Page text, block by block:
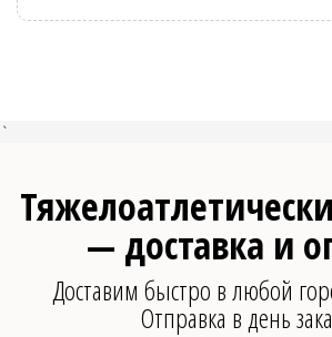
`
— доставка и
Доставим быстро в любой
Отправка в день